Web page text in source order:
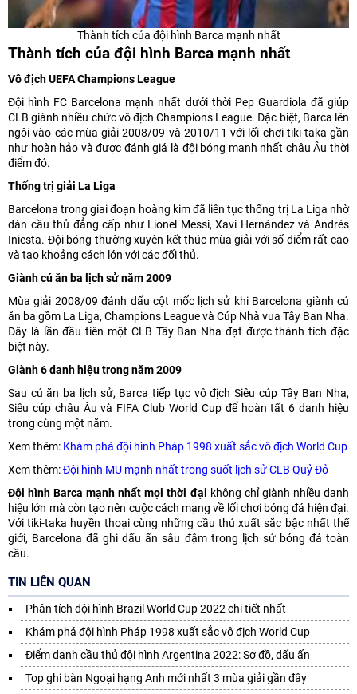
Thành tích của đội hình Barca mạnh nhất
Thành tích của đội hình Barca mạnh nhất
Vô địch UEFA Champions League
Đội hình FC Barcelona mạnh nhất dưới thời Pep Guardiola đã giúp
CLB giành nhiều chức vô địch Champions League. Đặc biệt, Barca lên
ngôi vào các mùa giải 2008/09 và 2010/11 với lối chơi tiki-taka gần
như hoàn hảo và được đánh giá là đội bóng mạnh nhất châu Âu thời
điểm đó.
Thống trị giải La Liga
Barcelona trong giai đoạn hoàng kim đã liên tục thống trị La Liga nhờ
dàn cầu thủ đẳng cấp như Lionel Messi, Xavi Hernández và Andrés
Iniesta. Đội bóng thường xuyên kết thúc mùa giải với số điểm rất cao
và tạo khoảng cách lớn với các đối thủ.
Giành cú ăn ba lịch sử năm 2009
Mùa giải 2008/09 đánh dấu cột mốc lịch sử khi Barcelona giành cú
ăn ba gồm La Liga, Champions League và Cúp Nhà vua Tây Ban Nha.
Đây là lần đầu tiên một CLB Tây Ban Nha đạt được thành tích đặc
biệt này.
Giành 6 danh hiệu trong năm 2009
Sau cú ăn ba lịch sử, Barca tiếp tục vô địch Siêu cúp Tây Ban Nha,
Siêu cúp châu Âu và FIFA Club World Cup để hoàn tất 6 danh hiệu
trong cùng một năm.
Xem thêm: Khám phá đội hình Pháp 1998 xuất sắc vô địch World Cup
Xem thêm:Đội hình MU mạnh nhất trong suốt lịch sử CLB Quỷ Đỏ
Đội hình Barca mạnh nhất mọi thời đại không chỉ giành nhiều danh
hiệu lớn mà còn tạo nên cuộc cách mạng về lối chơi bóng đá hiện đại.
Với tiki-taka huyền thoại cùng những cầu thủ xuất sắc bậc nhất thế
giới, Barcelona đã ghi dấu ấn sâu đậm trong lịch sử bóng đá toàn
cầu.
TIN LIÊN QUAN
Phân tích đội hình Brazil World Cup 2022 chi tiết nhất
Khám phá đội hình Pháp 1998 xuất sắc vô địch World Cup
Điểm danh cầu thủ đội hình Argentina 2022: Sơ đồ, dấu ấn
Top ghi bàn Ngoại hạng Anh mới nhất 3 mùa giải gần đây